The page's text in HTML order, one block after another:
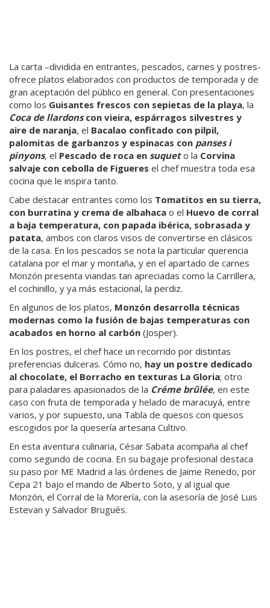
La carta –dividida en entrantes, pescados, carnes y postres-
ofrece platos elaborados con productos de temporada y de
gran aceptación del público en general. Con presentaciones
como los Guisantes frescos con sepietas de la playa, la
Coca de llardonscon vieira, espárragos silvestres y
aire de naranja, el Bacalao confitado con pilpil,
palomitas de garbanzos y espinacas con panses i
pinyons, el Pescado de roca en suquet o la Corvina
salvaje con cebolla de Figueres el chef muestra toda esa
cocina que le inspira tanto.
Cabe destacar entrantes como los Tomatitos en su tierra,
con burratina y crema de albahaca o el Huevo de corral
a baja temperatura, con papada ibérica, sobrasada y
patata, ambos con claros visos de convertirse en clásicos
de la casa. En los pescados se nota la particular querencia
catalana por el mar y montaña, y en el apartado de carnes
Monzón presenta viandas tan apreciadas como la Carrillera,
el cochinillo, y ya más estacional, la perdiz.
En algunos de los platos, Monzón desarrolla técnicas
modernas como la fusión de bajas temperaturas con
acabados en horno al carbón (Josper).
En los postres, el chef hace un recorrido por distintas
preferencias dulceras. Cómo no, hay un postre dedicado
al chocolate, el Borracho en texturas La Gloria; otro
para paladares apasionados de la Créme brûlée, en este
caso con fruta de temporada y helado de maracuyá, entre
varios, y por supuesto, una Tabla de quesos con quesos
escogidos por la quesería artesana Cultivo.
En esta aventura culinaria, César Sabata acompaña al chef
como segundo de cocina. En su bagaje profesional destaca
su paso por ME Madrid a las órdenes de Jaime Renedo, por
Cepa 21 bajo el mando de Alberto Soto, y al igual que
Monzón, el Corral de la Morería, con la asesoría de José Luis
Estevan y Salvador Brugués.